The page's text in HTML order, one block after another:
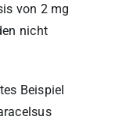
von 2 mg
nicht
Beispiel